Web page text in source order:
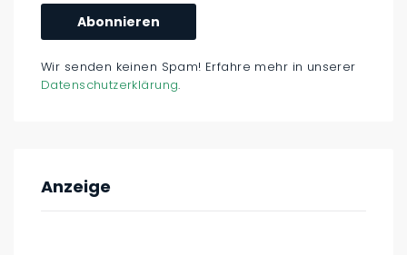
Wir senden keinen Spam! Erfahre mehr in unserer
Datenschutzerklärung.
Anzeige